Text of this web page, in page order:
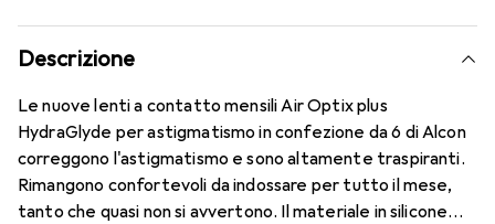
Descrizione
Le nuove lenti a contatto mensili Air Optix plus
HydraGlyde per astigmatismo in confezione da 6 di Alcon
correggono l'astigmatismo e sono altamente traspiranti.
Rimangono confortevoli da indossare per tutto il mese,
tanto che quasi non si avvertono. Il materiale in silicone